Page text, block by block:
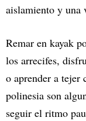
aislamiento y una
Remar en kayak
los arrecifes,
o aprender a tejer
polinesia son
seguir el ritmo